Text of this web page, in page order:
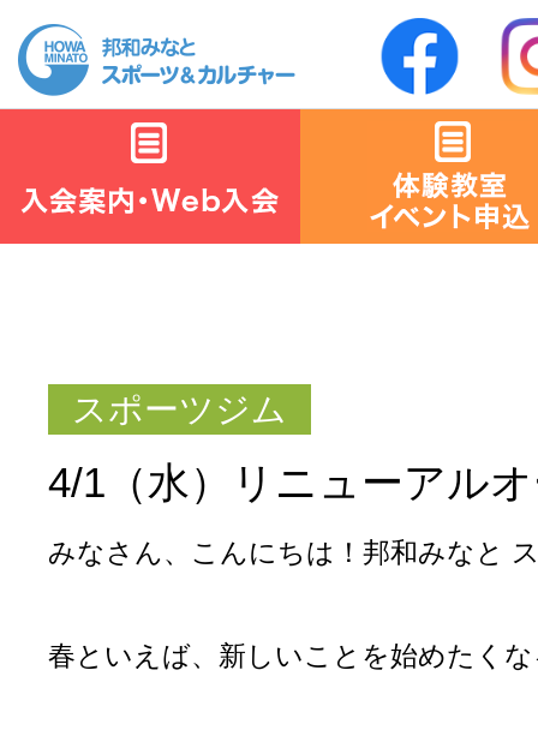
4/1（水）リニューアル
みなさん、こんにちは！邦和みなと
春といえば、新しいことを始めたく